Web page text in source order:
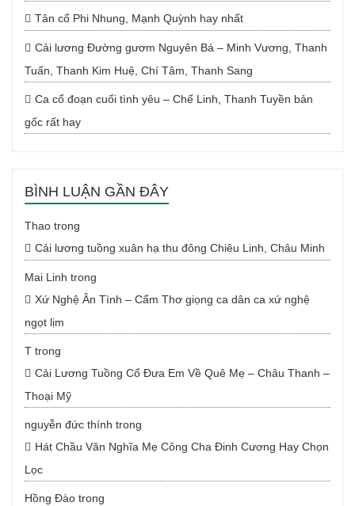
Tân cổ Phi Nhung, Mạnh Quỳnh hay nhất
Cải lương Đường gươm Nguyên Bá – Minh Vương, Thanh
Tuấn, Thanh Kim Huệ, Chí Tâm, Thanh Sang
Ca cổ đoạn cuối tình yêu – Chế Linh, Thanh Tuyền bản
gốc rất hay
BÌNH LUẬN GẦN ĐÂY
Thao trong
Cải lương tuồng xuân hạ thu đông Chiêu Linh, Châu Minh
Mai Linh trong
Xứ Nghệ Ân Tình – Cẩm Thơ giọng ca dân ca xứ nghệ
ngọt lịm
T trong
Cải Lương Tuồng Cổ Đưa Em Về Quê Mẹ – Châu Thanh –
Thoại Mỹ
nguyễn đức thính trong
Hát Chầu Văn Nghĩa Mẹ Công Cha Đinh Cương Hay Chọn
Lọc
Hồng Đào trong